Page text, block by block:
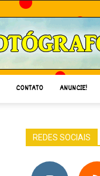
CONTATO ANUNCIE!
REDES SOCIAIS